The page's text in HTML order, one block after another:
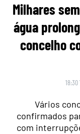
Milhares
água
concelho
18:30
Vários
confirmados
com